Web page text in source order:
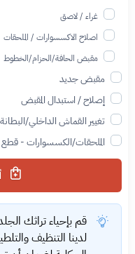
غراء / لاصق
اصلاح الاكسسوارات / الملحقات
مقبض الحافة/الحزام/الخطوط
مقبض جديد
إصلاح / استبدال المقبض
تغيير القماش الداخلي/البطانة
الملحقات/الكسسوارات - قطع
قم بإحياء تراثك
لدينا التنظيف